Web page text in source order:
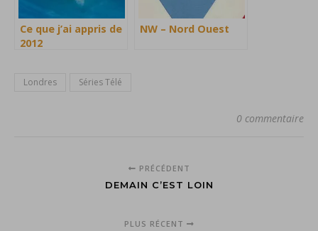
Ce que j’ai appris de
2012
NW – Nord Ouest
Londres Séries Télé
0 commentaire
PRÉCÉDENT
DEMAIN C’EST LOIN
PLUS RÉCENT